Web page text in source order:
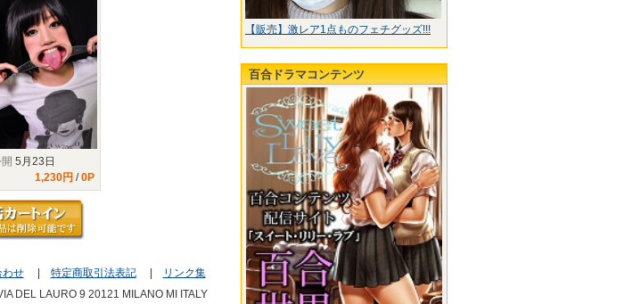
5月23日
1,230円 /0P
わせ| 特定商取引法表記|
リンク集
DEL LAURO 9 20121 MILANO MI ITALY
【販売】激レア1点ものフェチグッズ!!!
百合ドラマコンテンツ